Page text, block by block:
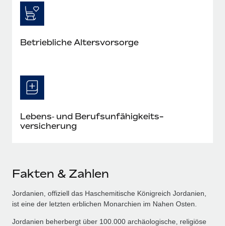
Betriebliche Altersvorsorge
Lebens‑ und Berufs­unfähig­keits­
versicherung
Fakten & Zahlen
Jordanien, offiziell das Haschemitische Königreich Jordanien,
ist eine der letzten erblichen Monarchien im Nahen Osten.
Jordanien beherbergt über 100.000 archäologische, religiöse